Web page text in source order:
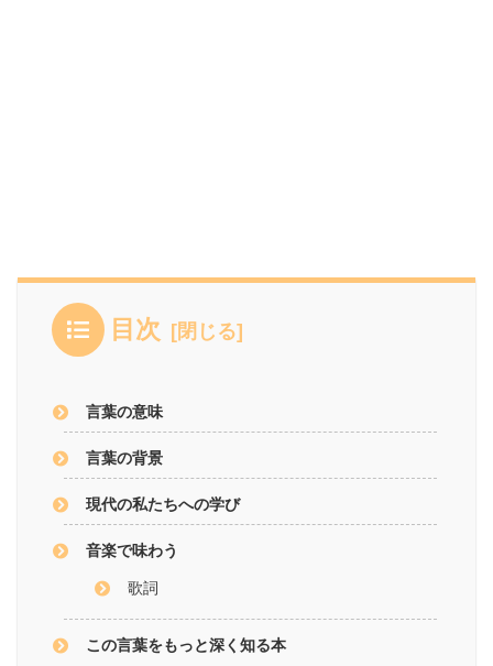
目次
言葉の意味
言葉の背景
現代の私たちへの学び
音楽で味わう
歌詞
この言葉をもっと深く知る本